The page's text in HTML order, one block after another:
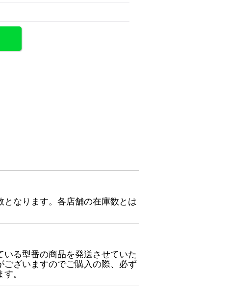
なります。各店舗の在庫数とは
る型番の商品を発送させていた
ざいますのでご購入の際、必ず
。